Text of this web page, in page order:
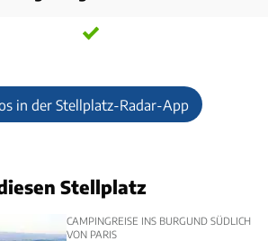
in der Stellplatz-Radar-App
Stellplatz
CAMPINGREISE INS BURGUND SÜDLICH
VON PARIS